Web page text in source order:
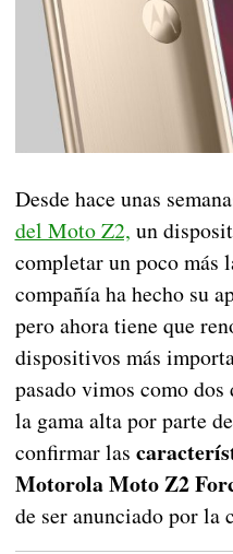
Desde hace unas
del Moto Z2, un
completar un poco más
compañía ha hecho su
pero ahora tiene que
dispositivos más
pasado vimos como
la gama alta por parte de
confirmar las
Motorola Moto Z2
de ser anunciado por la